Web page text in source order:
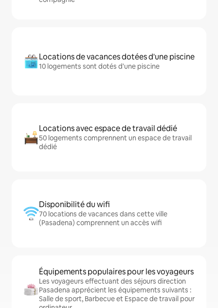
Locations de vacances dotées d'une piscine
10 logements sont dotés d'une piscine
Locations avec espace de travail dédié
50 logements comprennent un espace de travail
dédié
Disponibilité du wifi
70 locations de vacances dans cette ville
(Pasadena) comprennent un accès wifi
Équipements populaires pour les voyageurs
Les voyageurs effectuant des séjours direction
Pasadena apprécient les équipements suivants :
Salle de sport, Barbecue et Espace de travail pour